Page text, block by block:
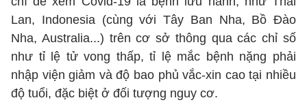
Lan, Indonesia (cùng với Tây Ban Nha, Bồ Đào
Nha, Australia...) trên cơ sở thông qua các chỉ số
như tỉ lệ tử vong thấp, tỉ lệ mắc bệnh nặng phải
nhập viện giảm và độ bao phủ vắc-xin cao tại nhiều
độ tuổi, đặc biệt ở đối tượng nguy cơ.